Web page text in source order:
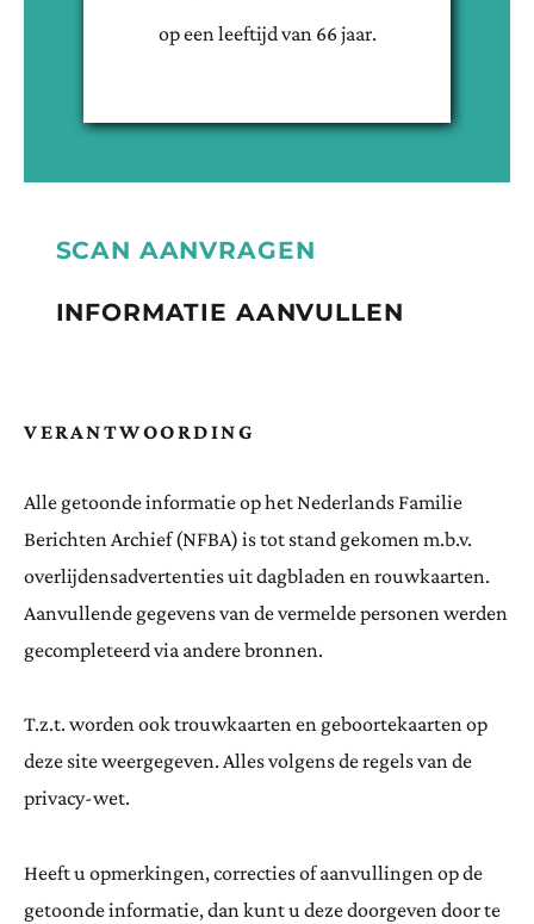
op een leeftijd van 66jaar.
SCAN AANVRAGEN
INFORMATIE AANVULLEN
VERANTWOORDING
Alle getoonde informatie op het Nederlands Familie
Berichten Archief (NFBA) is tot stand gekomen m.b.v.
overlijdensadvertenties uit dagbladen en rouwkaarten.
Aanvullende gegevens van de vermelde personen werden
gecompleteerd via andere bronnen.
T.z.t. worden ook trouwkaarten en geboortekaarten op
deze site weergegeven. Alles volgens de regels van de
privacy-wet.
Heeft u opmerkingen, correcties of aanvullingen op de
getoonde informatie, dan kunt u deze doorgeven door te